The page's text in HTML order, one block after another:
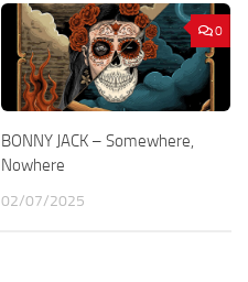
0
BONNY JACK – Somewhere,
Nowhere
02/07/2025